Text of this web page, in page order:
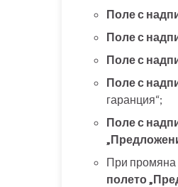
Поле с
Поле с
Поле с
Поле с
гаранция“;
Поле с
При промяна
полето